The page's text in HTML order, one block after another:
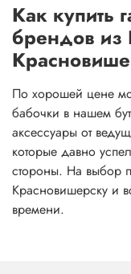
Как купить
брендов из
По хорошей цене
бабочки в нашем
аксессуары от
которые давно
стороны. На выбор
Красновишерску и
времени.